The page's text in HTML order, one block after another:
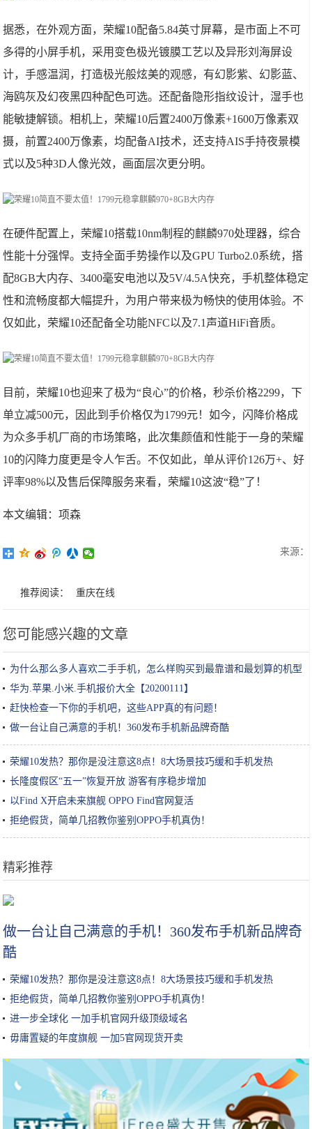
据悉，在外观方面，荣耀10配备5.84英寸屏幕，是市面上不可
多得的小屏手机，采用变色极光镀膜工艺以及异形刘海屏设
计，手感温润，打造极光般炫美的观感，有幻影紫、幻影蓝、
海鸥灰及幻夜黑四种配色可选。还配备隐形指纹设计，湿手也
能敏捷解锁。相机上，荣耀10后置2400万像素+1600万像素双
摄，前置2400万像素，均配备AI技术，还支持AIS手持夜景模
式以及5种3D人像光效，画面层次更分明。
在硬件配置上，荣耀10搭载10nm制程的麒麟970处理器，综合
性能十分强悍。支持全面手势操作以及GPU Turbo2.0系统，搭
配8GB大内存、3400毫安电池以及5V/4.5A快充，手机整体稳定
性和流畅度都大幅提升，为用户带来极为畅快的使用体验。不
仅如此，荣耀10还配备全功能NFC以及7.1声道HiFi音质。
目前，荣耀10也迎来了极为“良心”的价格，秒杀价格2299，下
单立减500元，因此到手价格仅为1799元！如今，闪降价格成
为众多手机厂商的市场策略，此次集颜值和性能于一身的荣耀
10的闪降力度更是令人乍舌。不仅如此，单从评价126万+、好
评率98%以及售后保障服务来看，荣耀10这波“稳”了！
本文编辑：项森
来源：
推荐阅读： 重庆在线
您可能感兴趣的文章
为什么那么多人喜欢二手手机，怎么样购买到最靠谱和最划算的机型
华为.苹果.小米.手机报价大全【20200111】
赶快检查一下你的手机吧，这些APP真的有问题！
做一台让自己满意的手机！360发布手机新品牌奇酷
荣耀10发热？那你是没注意这8点！8大场景技巧缓和手机发热
长隆度假区“五一”恢复开放 游客有序稳步增加
以Find X开启未来旗舰 OPPO Find官网复活
拒绝假货，简单几招教你鉴别OPPO手机真伪！
精彩推荐
做一台让自己满意的手机！360发布手机新品牌奇
酷
荣耀10发热？那你是没注意这8点！8大场景技巧缓和手机发热
拒绝假货，简单几招教你鉴别OPPO手机真伪！
进一步全球化 一加手机官网升级顶级域名
毋庸置疑的年度旗舰 一加5官网现货开卖